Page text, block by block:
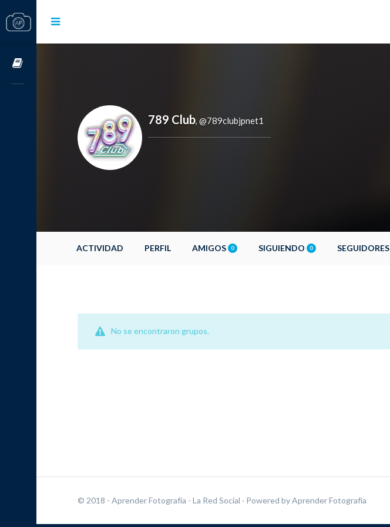
789 Club, @789clubjpnet1
ACTIVIDAD PERFIL AMIGOS 0 SIGUIENDO 0 SEGUIDORES
No se encontraron grupos.
© 2018 - Aprender Fotografía - La Red Social · Powered byAprender Fotografía